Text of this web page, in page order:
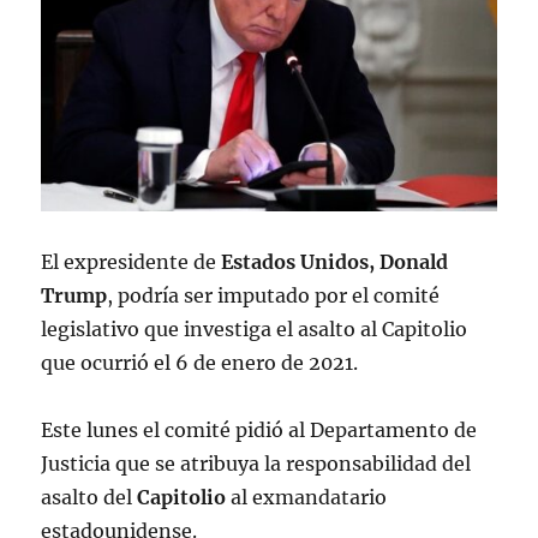
El expresidente deEstados Unidos, Donald
Trump, podría ser imputado por el comité
legislativo que investiga el asalto al Capitolio
que ocurrió el 6 de enero de 2021.
Este lunes el comité pidió al Departamento de
Justicia que se atribuya la responsabilidad del
asalto delCapitolio al exmandatario
estadounidense.